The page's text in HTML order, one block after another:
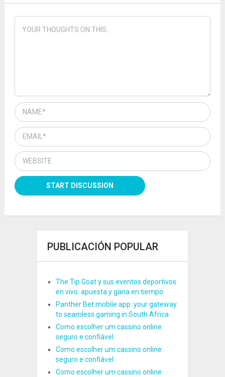
PUBLICACIÓN POPULAR
The Tip Goat y sus eventos deportivos
en vivo: apuesta y gana en tiempo
Panther Bet mobile app: your gateway
to seamless gaming in South Africa
Como escolher um cassino online
seguro e confiável
Como escolher um cassino online
seguro e confiável
Como escolher um cassino online